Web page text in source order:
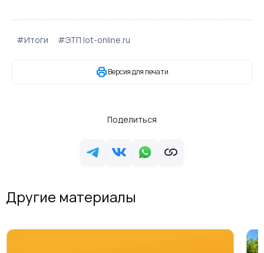
#Итоги #ЭТП lot-online.ru
Версия для печати
Поделиться
Другие материалы